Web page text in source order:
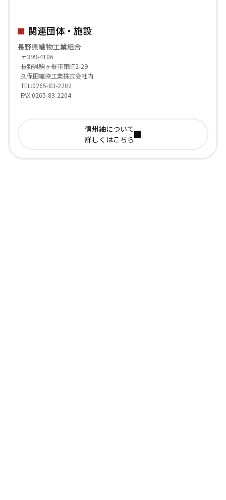
関連団体・施設
長野県織物工業組合
〒399-4106
長野県駒ヶ根市東町2-29
久保田織染工業株式会社内
TEL:0265-83-2202
FAX:0265-83-2204
信州紬について
詳しくはこちら